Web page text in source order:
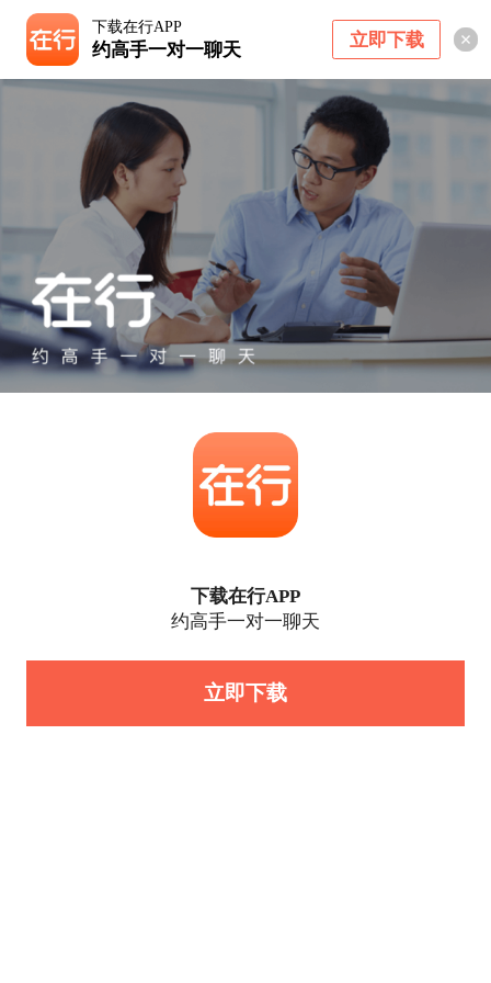
下载在行APP
约高手一对一聊天 立即下载
下载在行APP
约高手一对一聊天
立即下载